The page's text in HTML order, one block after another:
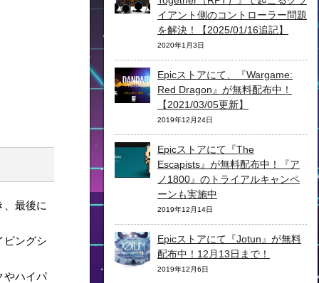
、最後に
ビングシ
やハイパ
イアント側のコントローラー問題
を解決！【2025/01/16追記】
2020年1月3日
Epicストアにて、『Wargame:
Red Dragon』が無料配布中！
【2021/03/05更新】
2019年12月24日
Epicストアにて『The
Escapists』が無料配布中！『ア
ノ1800』のトライアルキャンペ
ーンも実施中
2019年12月14日
Epicストアにて『Jotun』が無料
配布中！12月13日まで！
2019年12月6日